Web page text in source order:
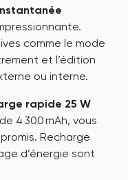
comme le mode
et l’édition
ou interne.
rapide 25 W
4 300 mAh, vous
Recharge
d’énergie sont